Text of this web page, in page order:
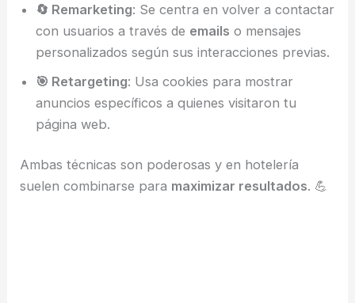
🔄 Remarketing: Se centra en volver a contactar
con usuarios a través de emails o mensajes
personalizados según sus interacciones previas.
🎯 Retargeting: Usa cookies para mostrar
anuncios específicos a quienes visitaron tu
página web.
Ambas técnicas son poderosas y en hotelería
suelen combinarse para maximizar resultados. 💪